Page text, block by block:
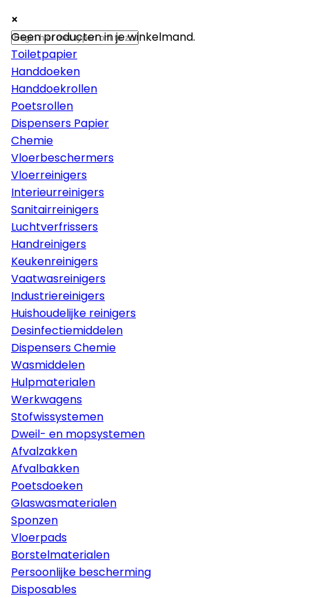
×
Papier
Toiletpapier
Handdoeken
Handdoekrollen
Poetsrollen
Dispensers Papier
Chemie
Vloerbeschermers
Vloerreinigers
Interieurreinigers
Sanitairreinigers
Luchtverfrissers
Handreinigers
Keukenreinigers
Vaatwasreinigers
Industriereinigers
Huishoudelijke reinigers
Desinfectiemiddelen
Dispensers Chemie
Wasmiddelen
Hulpmaterialen
Werkwagens
Stofwissystemen
Dweil- en mopsystemen
Afvalzakken
Afvalbakken
Poetsdoeken
Glaswasmaterialen
Sponzen
Vloerpads
Borstelmaterialen
Persoonlijke bescherming
Disposables
×
×
Geen producten in je winkelmand.